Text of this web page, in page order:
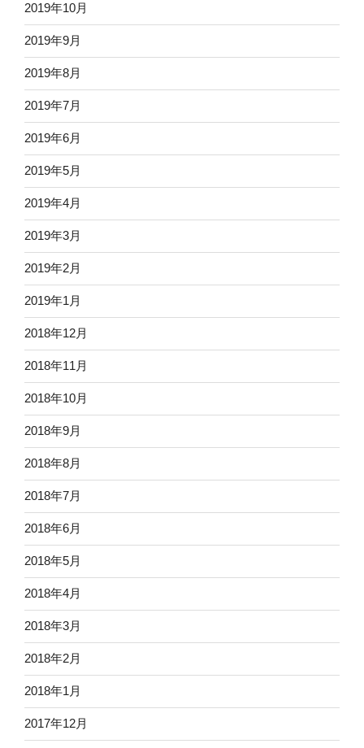
2019年10月
2019年9月
2019年8月
2019年7月
2019年6月
2019年5月
2019年4月
2019年3月
2019年2月
2019年1月
2018年12月
2018年11月
2018年10月
2018年9月
2018年8月
2018年7月
2018年6月
2018年5月
2018年4月
2018年3月
2018年2月
2018年1月
2017年12月